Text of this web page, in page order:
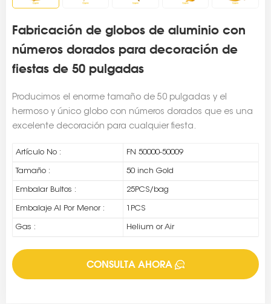
Fabricación de globos de aluminio con
números dorados para decoración de
fiestas de 50 pulgadas
Producimos el enorme tamaño de 50 pulgadas y el
hermoso y único globo con números dorados que es una
excelente decoración para cualquier fiesta.
Artículo No : FN 50000-50009
Tamaño : 50 inch Gold
Embalar Bultos : 25PCS/bag
Embalaje Al Por Menor : 1PCS
Gas : Helium or Air
CONSULTA AHORA